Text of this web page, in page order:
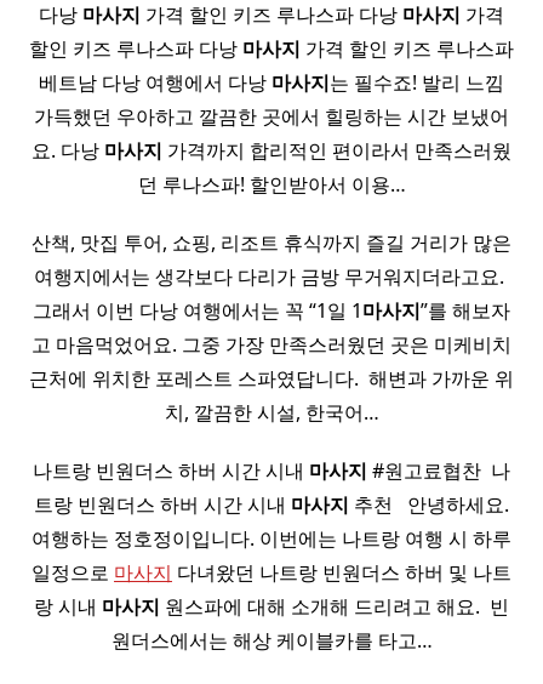
다낭 마사지 가격 할인 키즈 루나스파 다낭 마사지 가격
할인 키즈 루나스파 다낭 마사지 가격 할인 키즈 루나스파
베트남 다낭 여행에서 다낭 마사지는 필수죠! 발리 느낌
가득했던 우아하고 깔끔한 곳에서 힐링하는 시간 보냈어
요. 다낭 마사지 가격까지 합리적인 편이라서 만족스러웠
던 루나스파! 할인받아서 이용…
산책, 맛집 투어, 쇼핑, 리조트 휴식까지 즐길 거리가 많은
여행지에서는 생각보다 다리가 금방 무거워지더라고요. ​
그래서 이번 다낭 여행에서는 꼭 “1일 1마사지”를 해보자
고 마음먹었어요. 그중 가장 만족스러웠던 곳은 미케비치
근처에 위치한 포레스트 스파였답니다. ​ 해변과 가까운 위
치, 깔끔한 시설, 한국어…
나트랑 빈원더스 하버 시간 시내 마사지 #원고료협찬 ​ 나
트랑 빈원더스 하버 시간 시내 마사지 추천 ​ ​ 안녕하세요.
여행하는 정호정이입니다. 이번에는 나트랑 여행 시 하루
일정으로 마사지 다녀왔던 나트랑 빈원더스 하버 및 나트
랑 시내 마사지 원스파에 대해 소개해 드리려고 해요. ​ 빈
원더스에서는 해상 케이블카를 타고…